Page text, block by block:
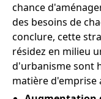
chance
des besoins de
conclure, cette
résidez en milieu
d'urbanisme sont
matière d'emprise